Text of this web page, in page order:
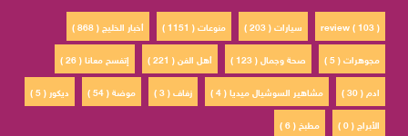
أخبار الخليج ( 868 ) منوعات ( 1151 ) سيارات ( 203 )
review ( 103 )
إتفسح معانا ( 26 )
أهل الفن ( 221 ) صحة وجمال ( 123 )
مجوهرات ( 5 )
ديكور ( 5 )
موضة ( 54 ) زفاف ( 3 ) مشاهير السوشيال ميديا ( 4 )
ادم ( 30 )
مطبخ ( 6 )
الأبراج ( 0 )